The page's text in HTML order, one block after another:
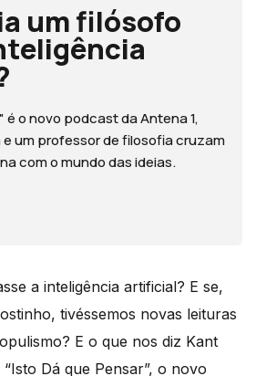
um filósofo
é o novo podcast da Antena 1,
um professor de filosofia cruzam
com o mundo das ideias.
a inteligência artificial? E se,
tivéssemos novas leituras
E o que nos diz Kant
Dá que Pensar”, o novo